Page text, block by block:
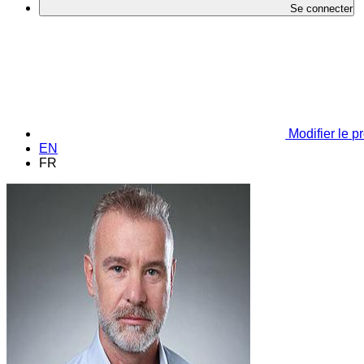
Se connecter
Modifier le
EN
FR